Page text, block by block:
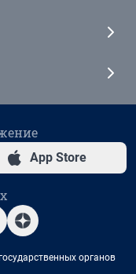
App Store
органов